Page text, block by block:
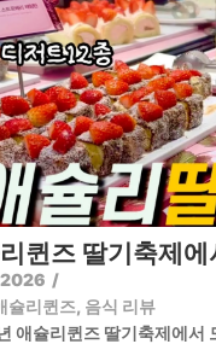
퀸즈 딸기축제
/
슐리퀸즈, 음식 리뷰
애슐리퀸즈 딸기축제에서